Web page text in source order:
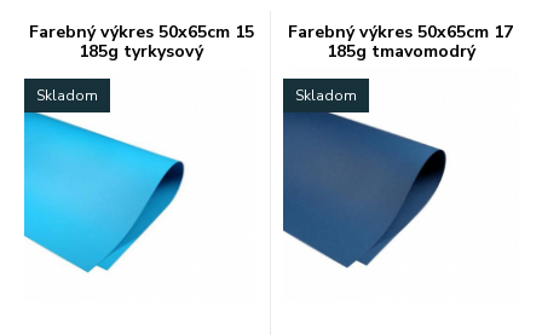
Farebný výkres 50x65cm 15
185g tyrkysový
Skladom
Farebný výkres 50x65cm 17
185g tmavomodrý
Skladom